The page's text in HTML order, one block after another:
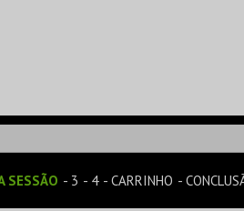
SESSÃO 3 4 CARRINHO